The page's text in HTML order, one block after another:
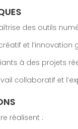
des outils
et l’innovation
à des projets
collaboratif et
réalisent :